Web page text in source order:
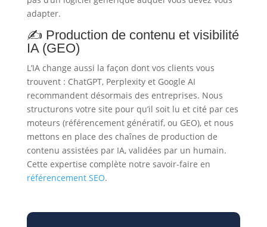
adapter.
✍️ Production de contenu et visibilité
IA (GEO)
L’IA change aussi la façon dont vos clients vous
trouvent : ChatGPT, Perplexity et Google AI
recommandent désormais des entreprises. Nous
structurons votre site pour qu’il soit lu et cité par ces
moteurs (référencement génératif, ou GEO), et nous
mettons en place des chaînes de production de
contenu assistées par IA, validées par un humain.
Cette expertise complète notre savoir-faire en
référencement SEO.